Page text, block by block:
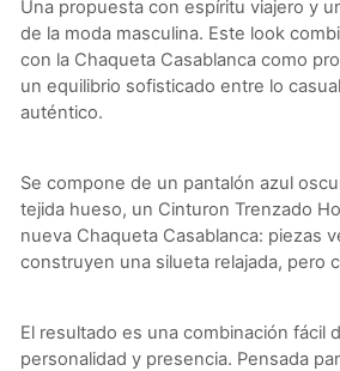
Una propuesta con espíritu viajero y
de la moda masculina. Este look
con la Chaqueta Casablanca como
un equilibrio sofisticado entre lo
auténtico.
Se compone de un pantalón azul
tejida hueso, un Cinturon Trenzado
nueva Chaqueta Casablanca: piezas
construyen una silueta relajada, pero
El resultado es una combinación fácil
personalidad y presencia. Pensada